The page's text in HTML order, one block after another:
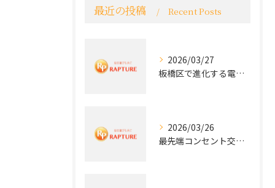
最近の投稿 Recent Posts
2026/03/27
板橋区で進化する電気工事と最新コンセント交換技術
2026/03/26
最先端コンセント交換で快適な生活を実現する電気工事の技術